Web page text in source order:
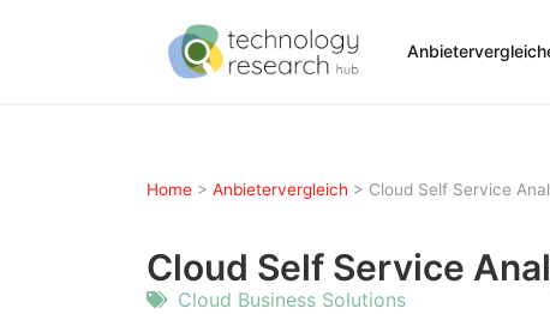
Home > Anbietervergleich > Cloud Self Service
Cloud Self Service
Cloud Business Solutions